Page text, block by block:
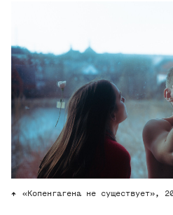
«Копенгагена не существует»,